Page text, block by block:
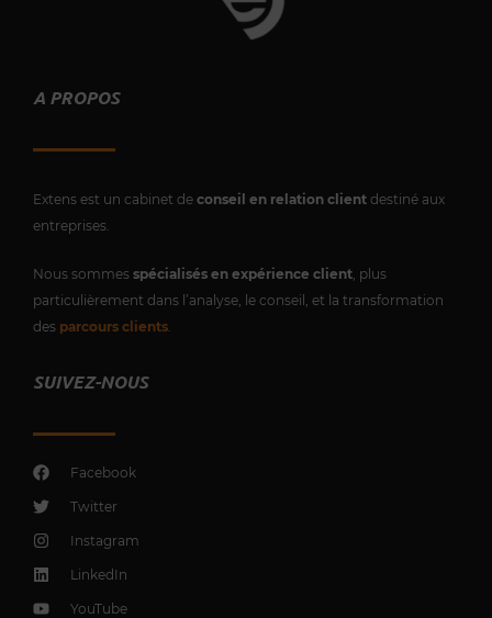
A PROPOS
Extens est un cabinet de conseil en relation client destiné aux
entreprises.
Nous sommes spécialisés en expérience client , plus
particulièrement dans l’analyse, le conseil, et la transformation
des parcours clients
SUIVEZ-NOUS
Facebook
Twitter
Instagram
LinkedIn
YouTube